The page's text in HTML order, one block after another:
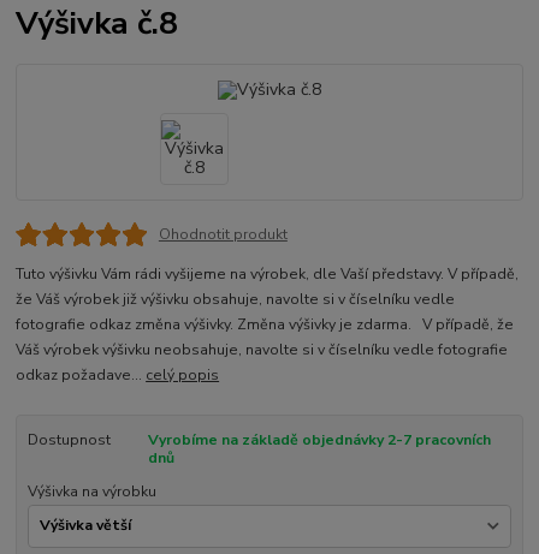
Výšivka č.8
Ohodnotit produkt
Tuto výšivku Vám rádi vyšijeme na výrobek, dle Vaší představy. V případě,
že Váš výrobek již výšivku obsahuje, navolte si v číselníku vedle
fotografie odkaz změna výšivky. Změna výšivky je zdarma. V případě, že
Váš výrobek výšivku neobsahuje, navolte si v číselníku vedle fotografie
odkaz požadave... celý popis
Dostupnost
Vyrobíme na základě objednávky 2-7 pracovních
dnů
Výšivka na výrobku